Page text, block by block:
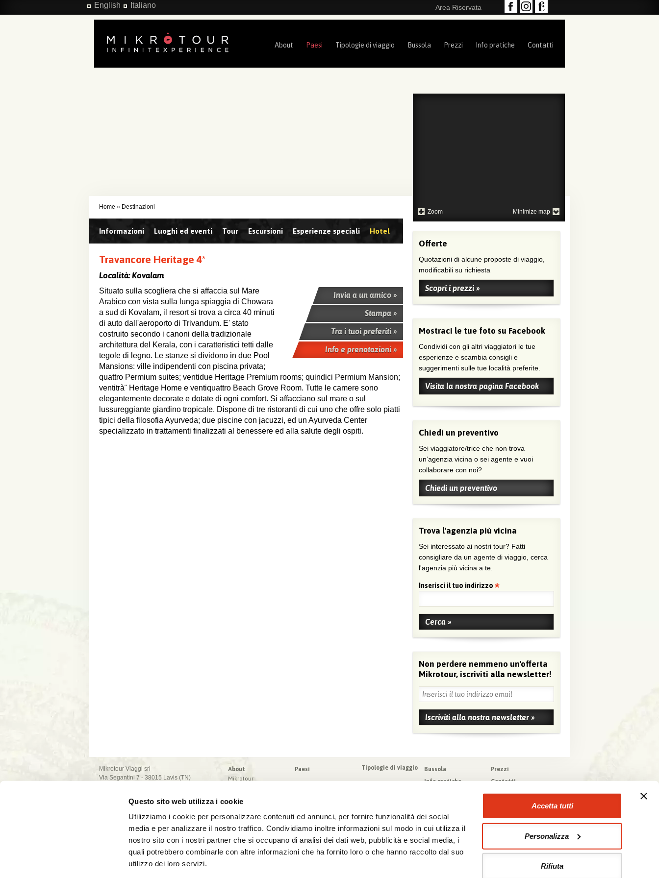
Questo sito web utilizza i cookie
Utilizziamo i cookie per personalizzare contenuti ed annunci, per fornire funzionalità dei social
media e per analizzare il nostro traffico. Condividiamo inoltre informazioni sul modo in cui utilizza il
nostro sito con i nostri partner che si occupano di analisi dei dati web, pubblicità e social media, i
quali potrebbero combinarle con altre informazioni che ha fornito loro o che hanno raccolto dal suo
utilizzo dei loro servizi.
Accetta tutti
Personalizza
Rifiuta
Salta al contenuto principale Area Riservata
English Italiano
About Paesi Tipologie di viaggio Bussola Prezzi Info pratiche Contatti
Home » Destinazioni
Informazioni Luoghi ed eventi Tour Escursioni Esperienze speciali Hotel
Travancore Heritage 4*
Località:Kovalam
Invia a un amico »
Stampa »
Tra i tuoi preferiti »
Info e prenotazioni »
Situato sulla scogliera che si affaccia sul Mare
Arabico con vista sulla lunga spiaggia di Chowara
a sud di Kovalam, il resort si trova a circa 40 minuti
di auto dall'aeroporto di Trivandum. E' stato
costruito secondo i canoni della tradizionale
architettura del Kerala, con i caratteristici tetti dalle
tegole di legno. Le stanze si dividono in due Pool
Mansions: ville indipendenti con piscina privata;
quattro Permium suites; ventidue Heritage Premium rooms; quindici Permium Mansion;
ventitrà¨ Heritage Home e ventiquattro Beach Grove Room. Tutte le camere sono
elegantemente decorate e dotate di ogni comfort. Si affacciano sul mare o sul
lussureggiante giardino tropicale. Dispone di tre ristoranti di cui uno che offre solo piatti
tipici della filosofia Ayurveda; due piscine con jacuzzi, ed un Ayurveda Center
specializzato in trattamenti finalizzati al benessere ed alla salute degli ospiti.
Zoom Minimize map
Offerte
Quotazioni di alcune proposte di viaggio,
modificabili su richiesta
Scopri i prezzi »
Mostraci le tue foto su Facebook
Condividi con gli altri viaggiatori le tue
esperienze e scambia consigli e
suggerimenti sulle tue località preferite.
Visita la nostra pagina Facebook
Chiedi un preventivo
Sei viaggiatore/trice che non trova
un’agenzia vicina o sei agente e vuoi
collaborare con noi?
Chiedi un preventivo
Trova l'agenzia più vicina
Sei interessato ai nostri tour? Fatti
consigliare da un agente di viaggio, cerca
l'agenzia più vicina a te.
Inserisci il tuo indirizzo
Non perdere nemmeno un'offerta
Mikrotour, iscriviti alla newsletter!
Mikrotour Viaggi srl
Via Segantini 7 - 38015 Lavis (TN)
capitale sociale 10.000€
PEC: mikrotour @ legalmail.it
cookie policy
About
Mikrotour
Blog
Paesi Tipologie di viaggio Bussola
Prezzi
Info pratiche
Scheda tecnica
Contatti